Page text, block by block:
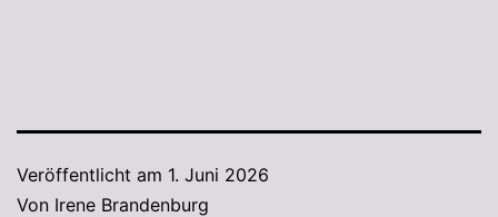
Veröffentlicht am 1. Juni 2026
Von Irene Brandenburg